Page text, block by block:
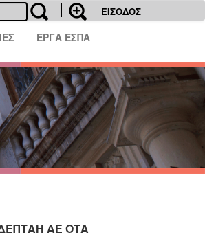
ΕΙΣΟΔΟΣ
ΕΡΓΑ ΕΣΠΑ
ΔΕΠΤΑΗ ΑΕ ΟΤΑ